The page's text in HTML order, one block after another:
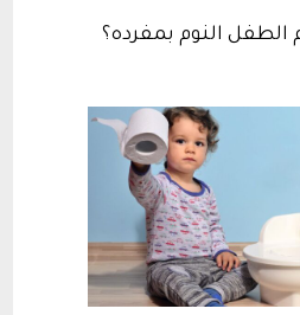
النوم بمفرده؟